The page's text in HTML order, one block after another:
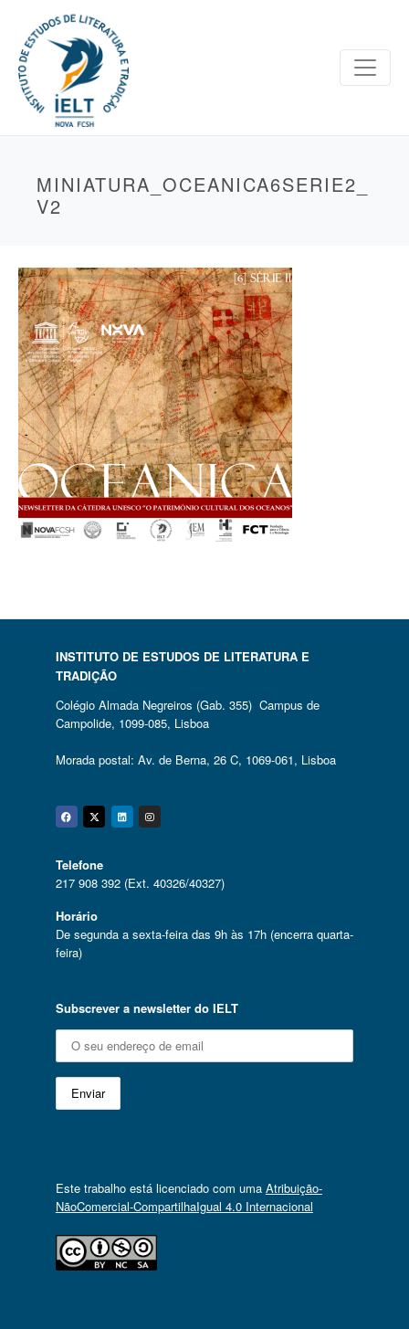
MINIATURA_OCEANICA6SERIE2_
V2
INSTITUTO DE ESTUDOS DE LITERATURA E
TRADIÇÃO
Colégio Almada Negreiros (Gab. 355) Campus de
Campolide, 1099-085, Lisboa
Morada postal: Av. de Berna, 26 C, 1069-061, Lisboa
Facebook
Twitter
Linkedin
Instagram
Telefone
217 908 392 (Ext. 40326/40327)
Horário
De segunda a sexta-feira das 9h às 17h (encerra quarta-
feira)
Subscrever a newsletter do IELT
Este trabalho está licenciado com uma Atribuição-
NãoComercial-CompartilhaIgual 4.0 Internacional